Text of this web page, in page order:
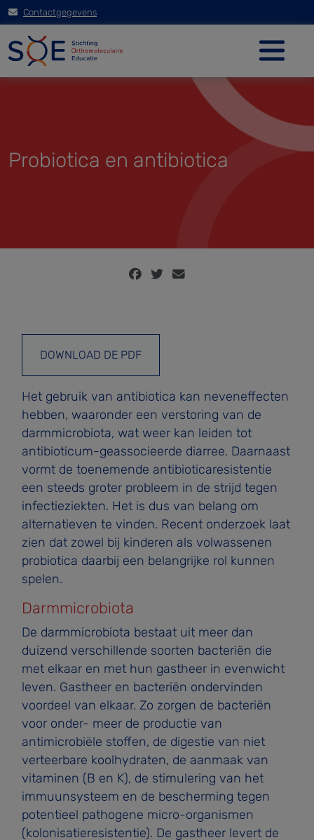
Contactgegevens
Probiotica en antibiotica
DOWNLOAD DE PDF
Het gebruik van antibiotica kan neveneffecten
hebben, waaronder een verstoring van de
darmmicrobiota, wat weer kan leiden tot
antibioticum-geassocieerde diarree. Daarnaast
vormt de toenemende antibioticaresistentie
een steeds groter probleem in de strijd tegen
infectieziekten. Het is dus van belang om
alternatieven te vinden. Recent onderzoek laat
zien dat zowel bij kinderen als volwassenen
probiotica daarbij een belangrijke rol kunnen
spelen.
Darmmicrobiota
De darmmicrobiota bestaat uit meer dan
duizend verschillende soorten bacteriën die
met elkaar en met hun gastheer in evenwicht
leven. Gastheer en bacteriën ondervinden
voordeel van elkaar. Zo zorgen de bacteriën
voor onder- meer de productie van
antimicrobiële stoffen, de digestie van niet
verteerbare koolhydraten, de aanmaak van
vitaminen (B en K), de stimulering van het
immuunsysteem en de bescherming tegen
potentieel pathogene micro-organismen
(kolonisatieresistentie). De gastheer levert de